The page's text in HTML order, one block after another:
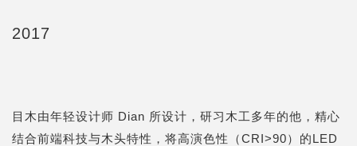
2017
目木由年轻设计师 Dian 所设计，研习木工多年的他，精心
结合前端科技与木头特性，将高演色性（CRI>90）的LED